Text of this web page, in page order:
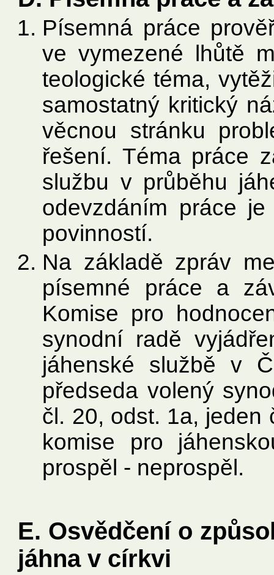
Písemná práce
ve vymezené lhůtě
teologické téma,
samostatný kritický
věcnou stránku
řešení. Téma práce
službu v průběhu
odevzdáním práce
povinností.
Na základě zpráv
písemné práce a
Komise pro
synodní radě
jáhenské službě v
předseda volený
čl. 20, odst. 1a, jeden
komise pro
prospěl - neprospěl.
E. Osvědčení o
jáhna v církvi